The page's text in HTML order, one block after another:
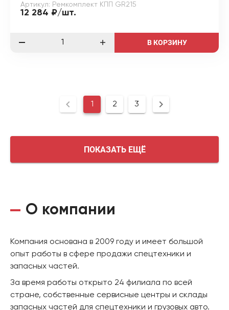
Артикул: Ремкомплект КПП GR215
12 284 ₽/шт.
В КОРЗИНУ
1 2 3
ПОКАЗАТЬ ЕЩЁ
О компании
Компания основана в 2009 году и имеет большой
опыт работы в сфере продажи спецтехники и
запасных частей.
За время работы открыто 24 филиала по всей
стране, собственные сервисные центры и склады
запасных частей для спецтехники и грузовых авто.